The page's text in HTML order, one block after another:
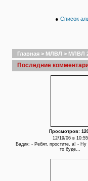
● Список
Главная > МЛВЛ > МЛВЛ
Последние
Просмотров:
12/19/06 в 10:55
Вадик: - Ребят, простите, а! -
то буде...